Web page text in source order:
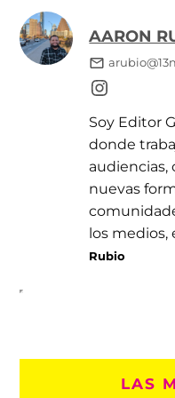
AARON
Soy Editor
donde
nuevas
los medios,
Rubio
LAS